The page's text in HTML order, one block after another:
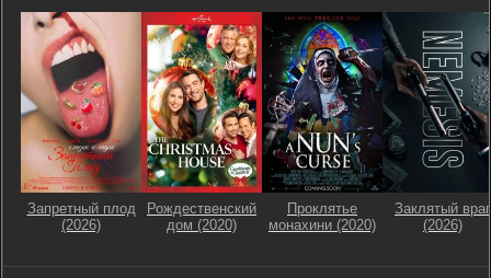
Запретный плод
(2026)
Рождественский
дом (2020)
Проклятье
монахини (2020)
Заклятый враг
(2026)